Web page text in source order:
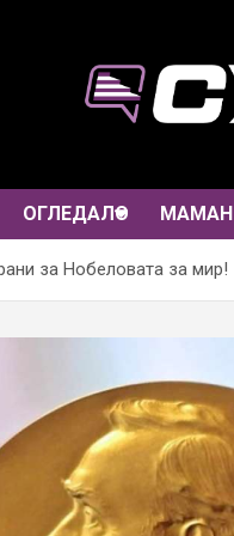
ОГЛЕДАЛО МАМАН
за Нобеловата за мир!